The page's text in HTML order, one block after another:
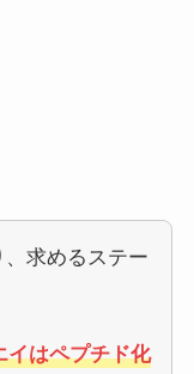
求めるステー
イはペプチド化